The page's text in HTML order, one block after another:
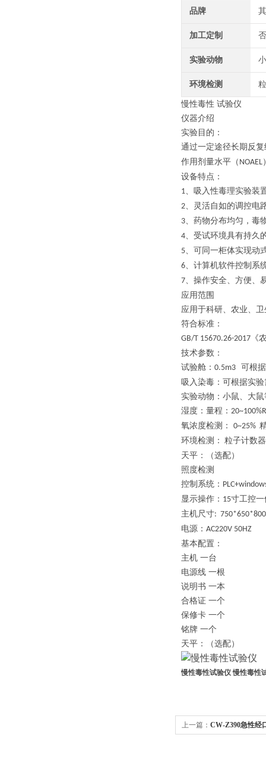
品牌
加工定制 否
实验动物
环境检测
慢性毒性 试验仪
仪器介绍
实验目的：
通过一定途径长期反
作用剂量水平（ NOAEL
设备特点：
1、吸入性毒理实验装
2、灵活自如的调控电
3、药物分布均匀，毒
4、受试环境具有持久
5、可同一柜体实现动
6、计算机软件控制系
7、操作安全、方便、
应用范围
应用于科研、农业、
符合标准：
GB/T 15670.26-2017 《
技术参数：
试验舱： 0.5m3 可根
吸入染毒：可根据实
实验动物：小鼠、大
湿度：量程：
氧浓度检测： 0~25%
环境检测： 粒子计数
天平：（选配）
照度检测
控制系统：
显示操作： 15寸工控一
主机尺寸:
电源： AC220V 50HZ
基本配置：
主机 一台
电源线 一根
说明书 一本
合格证 一个
保修卡 一个
铭牌 一个
天平：（选配）
慢性毒性试验仪 慢性毒性
上一篇： CW-Z390急性经